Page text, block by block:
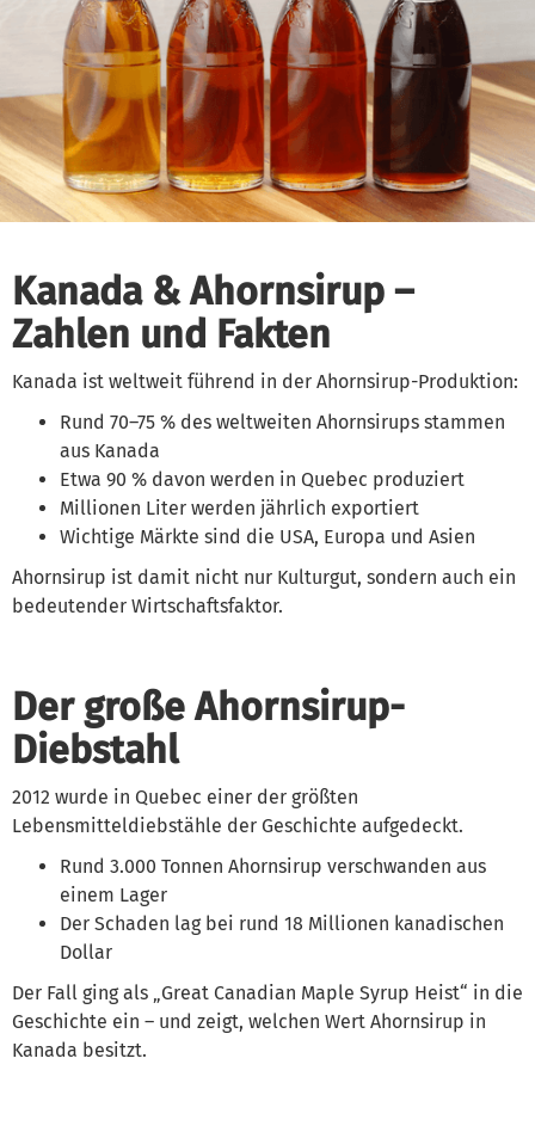
Kanada & Ahornsirup –
Zahlen und Fakten
Kanada ist weltweit führend in der Ahornsirup-Produktion:
Rund 70–75 % des weltweiten Ahornsirups stammen
aus Kanada
Etwa 90 % davon werden in Quebec produziert
Millionen Liter werden jährlich exportiert
Wichtige Märkte sind die USA, Europa und Asien
Ahornsirup ist damit nicht nur Kulturgut, sondern auch ein
bedeutender Wirtschaftsfaktor.
Der große Ahornsirup-
Diebstahl
2012 wurde in Quebec einer der größten
Lebensmitteldiebstähle der Geschichte aufgedeckt.
Rund 3.000 Tonnen Ahornsirup verschwanden aus
einem Lager
Der Schaden lag bei rund 18 Millionen kanadischen
Dollar
Der Fall ging als „Great Canadian Maple Syrup Heist“ in die
Geschichte ein – und zeigt, welchen Wert Ahornsirup in
Kanada besitzt.